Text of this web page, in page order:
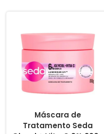
Máscara de
Tratamento Seda